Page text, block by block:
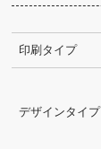
印刷タイプ
デザインタイプ